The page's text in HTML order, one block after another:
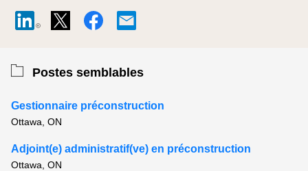
Postes semblables
Gestionnaire préconstruction
Ottawa, ON
Adjoint(e) administratif(ve) en préconstruction
Ottawa, ON